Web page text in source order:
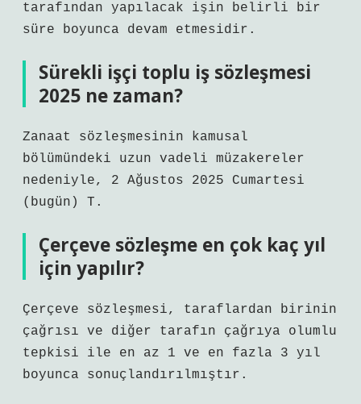
tarafından yapılacak işin belirli bir
süre boyunca devam etmesidir.
Sürekli işçi toplu iş sözleşmesi
2025 ne zaman?
Zanaat sözleşmesinin kamusal
bölümündeki uzun vadeli müzakereler
nedeniyle, 2 Ağustos 2025 Cumartesi
(bugün) T.
Çerçeve sözleşme en çok kaç yıl
için yapılır?
Çerçeve sözleşmesi, taraflardan birinin
çağrısı ve diğer tarafın çağrıya olumlu
tepkisi ile en az 1 ve en fazla 3 yıl
boyunca sonuçlandırılmıştır.